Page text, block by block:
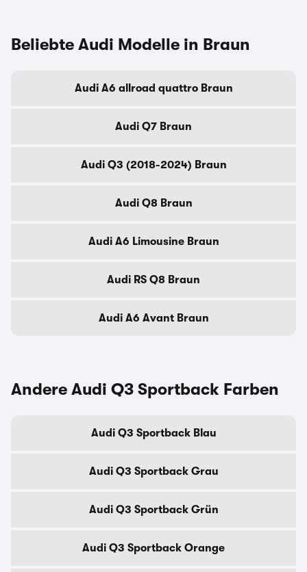
Beliebte Audi Modelle in Braun
Audi A6 allroad quattro Braun
Audi Q7 Braun
Audi Q3 (2018-2024) Braun
Audi Q8 Braun
Audi A6 Limousine Braun
Audi RS Q8 Braun
Audi A6 Avant Braun
Andere Audi Q3 Sportback Farben
Audi Q3 Sportback Blau
Audi Q3 Sportback Grau
Audi Q3 Sportback Grün
Audi Q3 Sportback Orange